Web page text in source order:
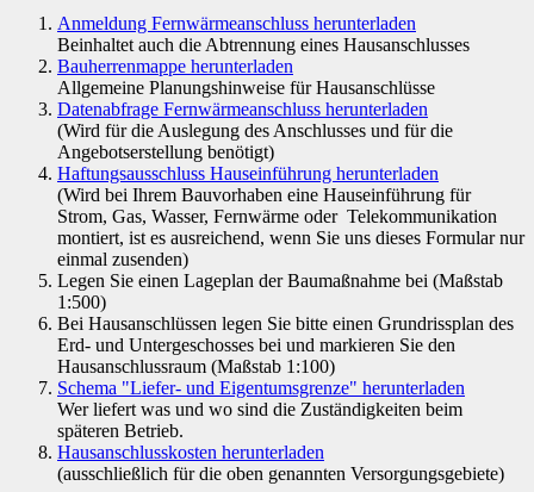
Anmeldung Fernwärmeanschluss herunterladen
Beinhaltet auch die Abtrennung eines Hausanschlusses
Bauherrenmappe herunterladen
Allgemeine Planungshinweise für Hausanschlüsse
Datenabfrage Fernwärmeanschluss herunterladen
(Wird für die Auslegung des Anschlusses und für die
Angebotserstellung benötigt)
Haftungsausschluss Hauseinführung herunterladen
(Wird bei Ihrem Bauvorhaben eine Hauseinführung für
Strom, Gas, Wasser, Fernwärme oder Telekommunikation
montiert, ist es ausreichend, wenn Sie uns dieses Formular nur
einmal zusenden)
Legen Sie einen Lageplan der Baumaßnahme bei (Maßstab
1:500)
Bei Hausanschlüssen legen Sie bitte einen Grundrissplan des
Erd- und Untergeschosses bei und markieren Sie den
Hausanschlussraum (Maßstab 1:100)
Schema "Liefer- und Eigentumsgrenze" herunterladen
Wer liefert was und wo sind die Zuständigkeiten beim
späteren Betrieb.
Hausanschlusskosten herunterladen
(ausschließlich für die oben genannten Versorgungsgebiete)